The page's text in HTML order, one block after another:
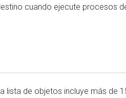
cuando ejecute procesos
lista de objetos incluye más de